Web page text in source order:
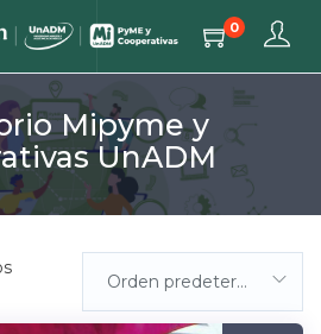
0
Mipyme y
UnADM
Orden predeterminada